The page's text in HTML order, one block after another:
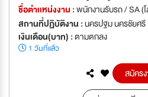
ชื่อตำเเหน่งงาน :พนักงานรับรถ / SA (
สถานที่ปฏิบัติงาน :นครปฐม นครชัยศรี
เงินเดือน(บาท) :ตามตกลง
1 วันที่แล้ว
สมัคร